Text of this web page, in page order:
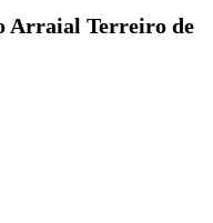
Arraial Terreiro de